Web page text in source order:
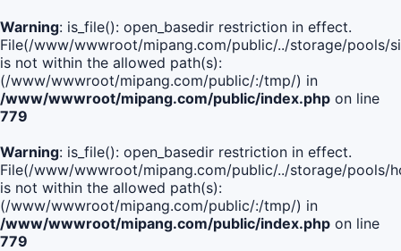
Warning: is_file(): open_basedir restriction in effect.
File(/www/wwwroot/mipang.com/public/../storage/pools/
is not within the allowed path(s):
(/www/wwwroot/mipang.com/public/:/tmp/) in
/www/wwwroot/mipang.com/public/index.php on line
779
Warning: is_file(): open_basedir restriction in effect.
File(/www/wwwroot/mipang.com/public/../storage/pools/
is not within the allowed path(s):
(/www/wwwroot/mipang.com/public/:/tmp/) in
/www/wwwroot/mipang.com/public/index.php on line
779